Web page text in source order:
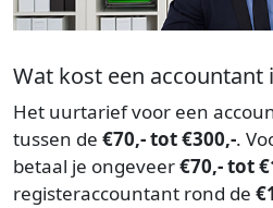
Wat kost een accountant
Het uurtarief voor een
tussen de €70,- tot €300,-.
betaal je ongeveer€70,- tot
registeraccountant rond de